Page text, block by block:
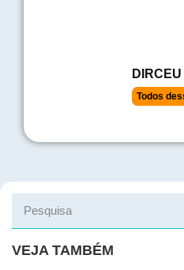
Todos
VEJA TAMBÉM